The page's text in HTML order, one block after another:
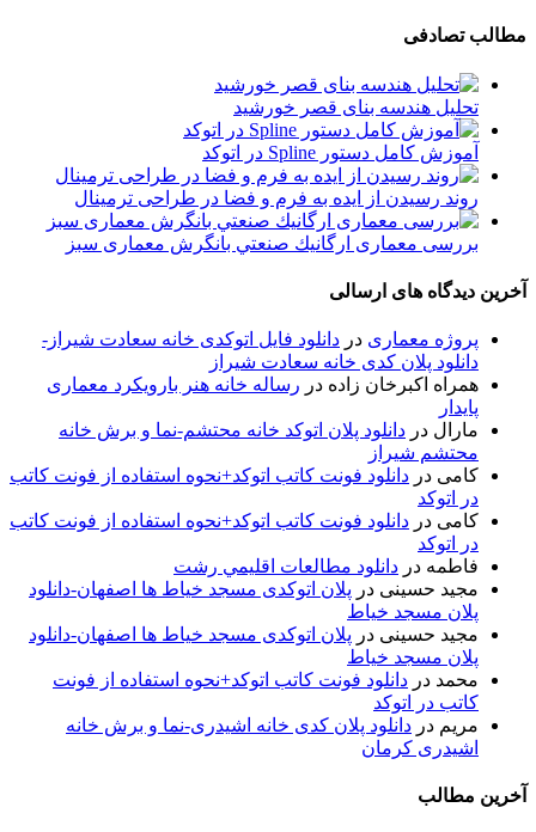
مطالب تصادفی
تحلیل هندسه بنای قصر خورشید
آموزش کامل دستور Spline در اتوکد
روند رسیدن از ایده به فرم و فضا در طراحی ترمینال
بررسی معماری ارگانيك صنعتي بانگرش معماری سبز
آخرین دیدگاه های ارسالی
پروژه معماری در دانلود فایل اتوکدی خانه سعادت شیراز-
دانلود پلان کدی خانه سعادت شیراز
همراه اکبرخان زاده در رساله خانه هنر بارویکرد معماری
پایدار
مارال در دانلود پلان اتوکد خانه محتشم-نما و برش خانه
محتشم شیراز
کامی در دانلود فونت کاتب اتوکد+نحوه استفاده از فونت کاتب
در اتوکد
کامی در دانلود فونت کاتب اتوکد+نحوه استفاده از فونت کاتب
در اتوکد
فاطمه در دانلود مطالعات اقليمي رشت
مجید حسینی در پلان اتوکدی مسجد خیاط ها اصفهان-دانلود
پلان مسجد خیاط
مجید حسینی در پلان اتوکدی مسجد خیاط ها اصفهان-دانلود
پلان مسجد خیاط
محمد در دانلود فونت کاتب اتوکد+نحوه استفاده از فونت
کاتب در اتوکد
مریم در دانلود پلان کدی خانه اشیدری-نما و برش خانه
اشیدری کرمان
آخرین مطالب